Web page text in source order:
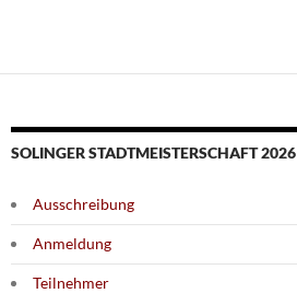
SOLINGER STADTMEISTERSCHAFT 2026
Ausschreibung
Anmeldung
Teilnehmer